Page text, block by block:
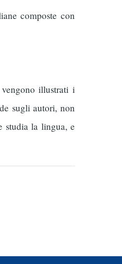
composte con
illustrati i
sugli autori, non
studia la lingua, e